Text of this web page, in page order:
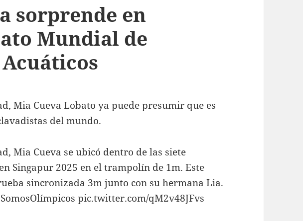
sorprende en
Mundial de
Mia Cueva Lobato ya puede presumir que es
del mundo.
Mia Cueva se ubicó dentro de las siete
Singapur 2025 en el trampolín de 1m. Este
sincronizada 3m junto con su hermana Lia.
pic.twitter.com/qM2v48JFvs